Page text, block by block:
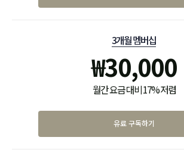
3개월 멤버십
₩30,000
월간 요금 대비 17% 저렴
유료 구독하기